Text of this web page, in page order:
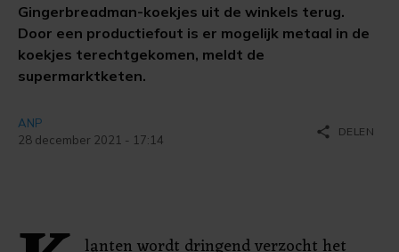
Gingerbreadman-koekjes uit de winkels terug.
Door een productiefout is er mogelijk metaal in de
koekjes terechtgekomen, meldt de
supermarktketen.
ANP
28 december 2021 - 17:14
share DELEN